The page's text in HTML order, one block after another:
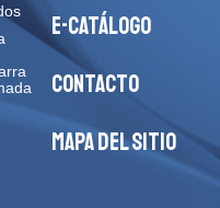
E-CATÁLOGO
CONTACTO
MAPA DEL SITIO